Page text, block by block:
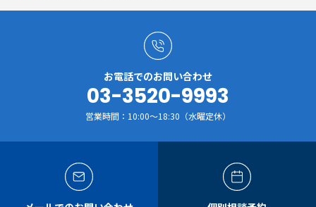
お電話でのお問い合わせ
03-3520-9993
営業時間：10:00～18:30（水曜定休）